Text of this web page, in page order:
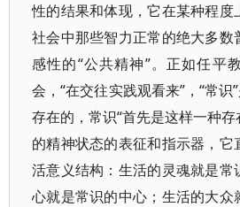
性的结果和体现，它在某种程度
社会中那些智力正常的绝大多数
感性的“公共精神”。正如任平
会，“在交往实践观看来”，“常识
存在的，常识“首先是这样一种
的精神状态的表征和指示器，它
活意义结构：生活的灵魂就是常
心就是常识的中心；生活的大众